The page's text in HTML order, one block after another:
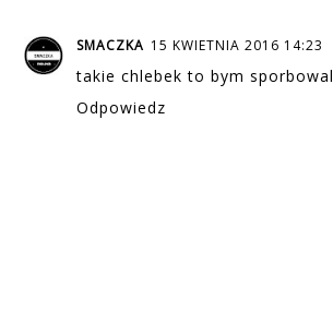
SMACZKA 15 KWIETNIA 2016 14:23
takie chlebek to bym
Odpowiedz